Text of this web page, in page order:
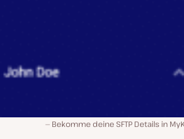
Bekomme deine SFTP Details in